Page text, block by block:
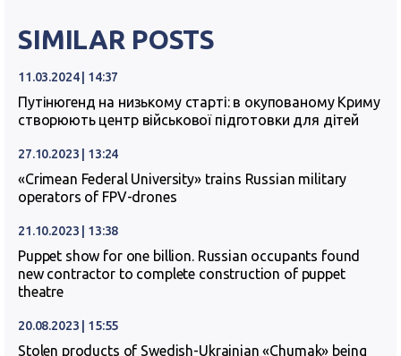
SIMILAR POSTS
11.03.2024 | 14:37
Путінюгенд на низькому старті: в окупованому Криму
створюють центр військової підготовки для дітей
27.10.2023 | 13:24
«Crimean Federal University» trains Russian military
operators of FPV-drones
21.10.2023 | 13:38
Puppet show for one billion. Russian occupants found
new contractor to complete construction of puppet
theatre
20.08.2023 | 15:55
Stolen products of Swedish-Ukrainian «Chumak» being